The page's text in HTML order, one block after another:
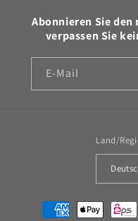
Abonnieren Sie
verpassen Sie
E-Mail
Land/
Zahlungsmethoden